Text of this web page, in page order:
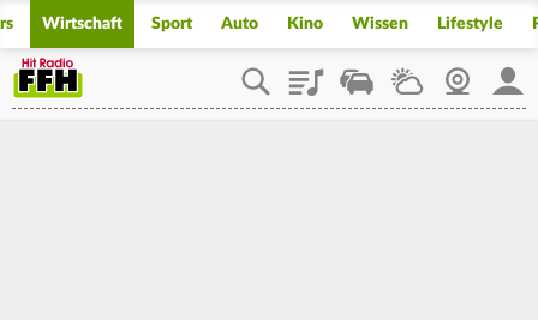
Wirtschaft Sport Auto Kino Wissen Lifestyle
PlaylistStaupilotWetterWebcam